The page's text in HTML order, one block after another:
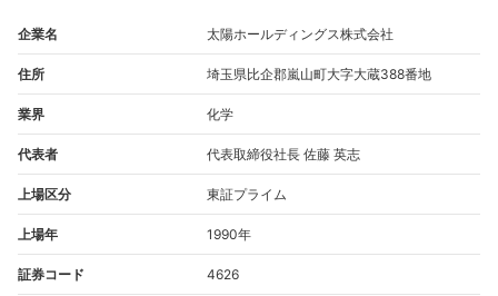
企業名 太陽ホールディングス株式会社
住所 埼玉県比企郡嵐山町大字大蔵388番地
業界 化学
代表者 代表取締役社長 佐藤 英志
上場区分 東証プライム
上場年 1990年
証券コード 4626